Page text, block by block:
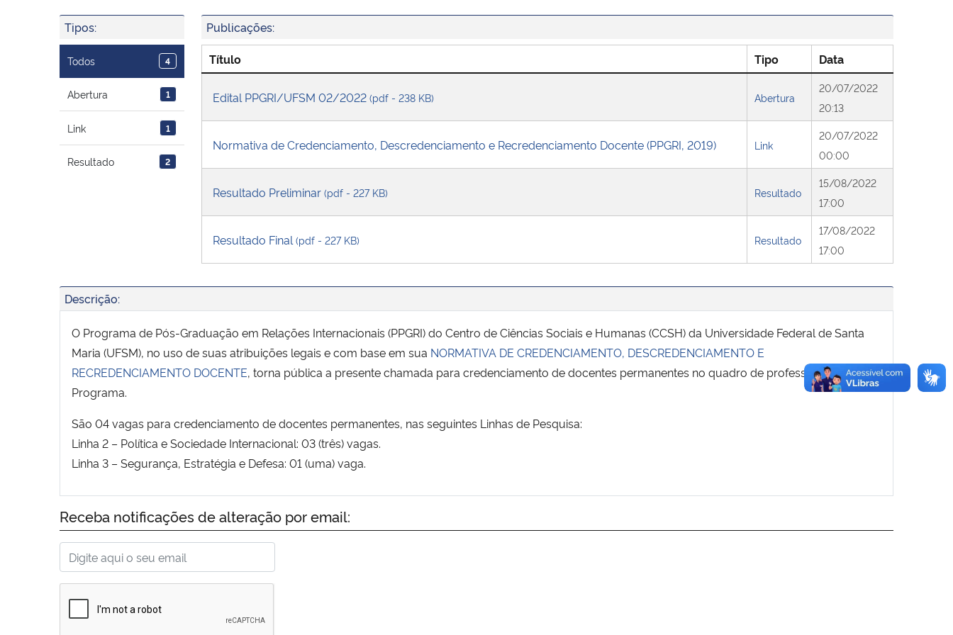
Tipos:
Todos 4
Abertura 1
Link 1
Resultado 2
Publicações:
Título Tipo Data
Edital PPGRI/UFSM 02/2022 (pdf - 238 KB) Abertura
20/07/2022
20:13
Normativa de Credenciamento, Descredenciamento e Recredenciamento Docente (PPGRI, 2019) Link
20/07/2022
00:00
Resultado Preliminar (pdf - 227 KB) Resultado
15/08/2022
17:00
Resultado Final (pdf - 227 KB) Resultado
17/08/2022
17:00
Descrição:
O Programa de Pós-Graduação em Relações Internacionais (PPGRI) do Centro de Ciências Sociais e Humanas (CCSH) da Universidade Federal de Santa
Maria (UFSM), no uso de suas atribuições legais e com base em sua NORMATIVA DE CREDENCIAMENTO, DESCREDENCIAMENTO E
RECREDENCIAMENTO DOCENTE, torna pública a presente chamada para credenciamento de docentes permanentes no quadro de professores do
Programa.
São 04 vagas para credenciamento de docentes permanentes, nas seguintes Linhas de Pesquisa:
Linha 2 – Política e Sociedade Internacional: 03 (três) vagas.
Linha 3 – Segurança, Estratégia e Defesa: 01 (uma) vaga.
Receba notificações de alteração por email: